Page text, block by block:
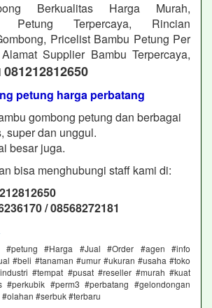
Berkualitas Harga Murah,
Terpercaya, Rincian
Pricelist Bambu Petung Per
Supplier Bambu Terpercaya,
081212812650
petung harga perbatang
gombong petung dan berbagai
super dan unggul.
besar juga.
bisa menghubungi staff kami di:
/ 08568272181
#petung #Harga #Jual #Order #agen #info
#beli #tanaman #umur #ukuran #usaha #toko
#tempat #pusat #reseller #murah #kuat
#perkubik #perm3 #perbatang #gelondongan
#serbuk #terbaru